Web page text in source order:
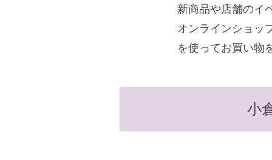
新商品や店舗のイ
オンラインショッ
を使ってお買い物
小